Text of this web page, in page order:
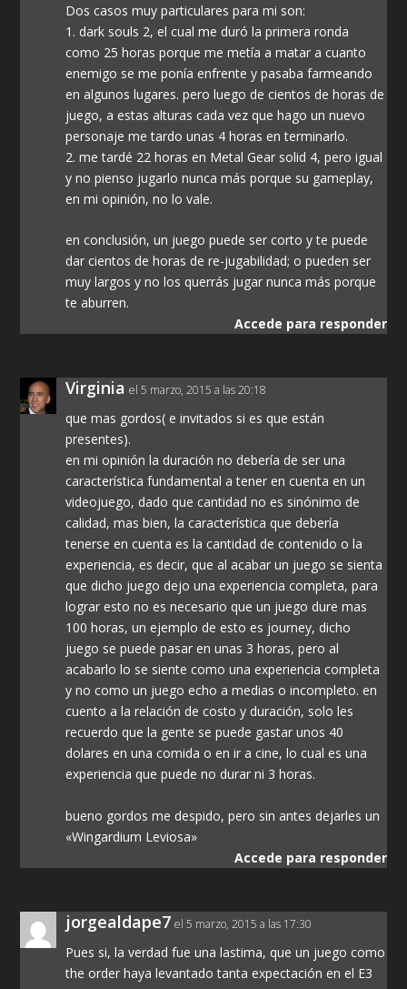
Dos casos muy particulares para mi son:
1. dark souls 2, el cual me duró la primera ronda
como 25 horas porque me metía a matar a cuanto
enemigo se me ponía enfrente y pasaba farmeando
en algunos lugares. pero luego de cientos de horas de
juego, a estas alturas cada vez que hago un nuevo
personaje me tardo unas 4 horas en terminarlo.
2. me tardé 22 horas en Metal Gear solid 4, pero igual
y no pienso jugarlo nunca más porque su gameplay,
en mi opinión, no lo vale.
en conclusión, un juego puede ser corto y te puede
dar cientos de horas de re-jugabilidad; o pueden ser
muy largos y no los querrás jugar nunca más porque
te aburren.
Accede para responder
Virginia el 5 marzo, 2015 a las 20:18
que mas gordos( e invitados si es que están
presentes).
en mi opinión la duración no debería de ser una
característica fundamental a tener en cuenta en un
videojuego, dado que cantidad no es sinónimo de
calidad, mas bien, la característica que debería
tenerse en cuenta es la cantidad de contenido o la
experiencia, es decir, que al acabar un juego se sienta
que dicho juego dejo una experiencia completa, para
lograr esto no es necesario que un juego dure mas
100 horas, un ejemplo de esto es journey, dicho
juego se puede pasar en unas 3 horas, pero al
acabarlo lo se siente como una experiencia completa
y no como un juego echo a medias o incompleto. en
cuento a la relación de costo y duración, solo les
recuerdo que la gente se puede gastar unos 40
dolares en una comida o en ir a cine, lo cual es una
experiencia que puede no durar ni 3 horas.
bueno gordos me despido, pero sin antes dejarles un
«Wingardium Leviosa»
Accede para responder
jorgealdape7 el 5 marzo, 2015 a las 17:30
Pues si, la verdad fue una lastima, que un juego como
the order haya levantado tanta expectación en el E3